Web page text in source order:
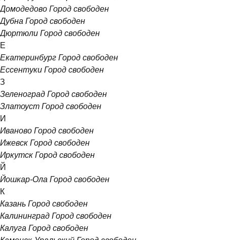
Домодедово Город свободен
Дубна Город свободен
Дюртюли Город свободен
Е
Екатеринбург Город свободен
Ессентуки Город свободен
З
Зеленоград Город свободен
Златоуст Город свободен
И
Иваново Город свободен
Ижевск Город свободен
Иркутск Город свободен
Й
Йошкар-Ола Город свободен
К
Казань Город свободен
Калининград Город свободен
Калуга Город свободен